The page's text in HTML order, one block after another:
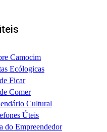
Camocim
Ecólogicas
Ficar
Comer
Cultural
Úteis
do Empreendedor